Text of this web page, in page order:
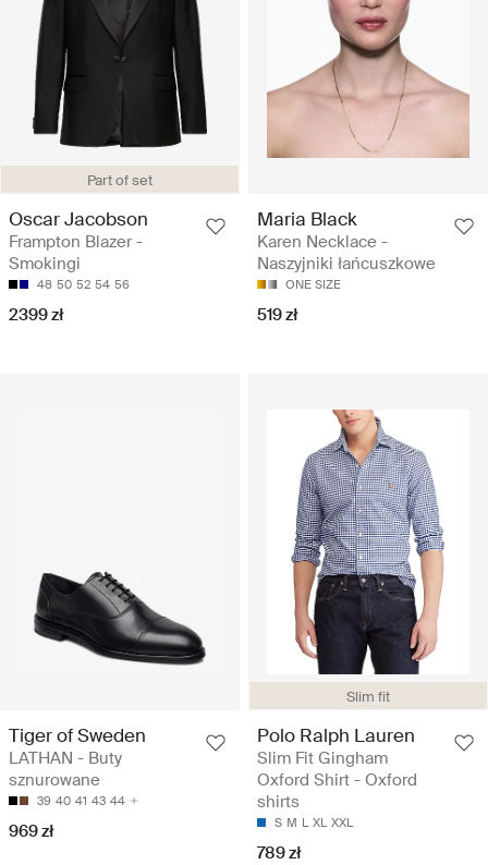
Part of set
Oscar Jacobson
Frampton Blazer -
Smokingi
48 50 52 54 56
2399 zł
Maria Black
Karen Necklace -
Naszyjniki łańcuszkowe
ONE SIZE
519 zł
Tiger of Sweden
LATHAN - Buty
sznurowane
39 40 41 43 44
969 zł
Slim fit
Polo Ralph Lauren
Slim Fit Gingham
Oxford Shirt - Oxford
shirts
S M L XL XXL
789 zł